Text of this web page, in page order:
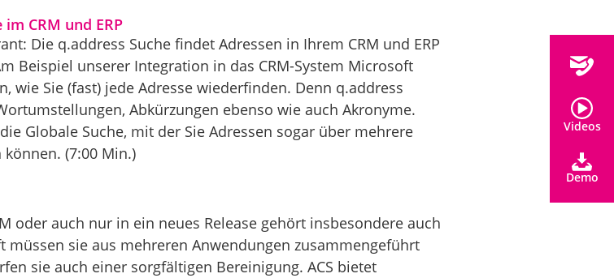
CRM und ERP
Die q.address Suche findet Adressen in Ihrem CRM und ERP
Beispiel unserer Integration in das CRM-System Microsoft
wie Sie (fast) jede Adresse wiederfinden. Denn q.address
Abkürzungen ebenso wie auch Akronyme.
Globale Suche, mit der Sie Adressen sogar über mehrere
(7:00 Min.)
oder auch nur in ein neues Release gehört insbesondere auch
müssen sie aus mehreren Anwendungen zusammengeführt
sie auch einer sorgfältigen Bereinigung. ACS bietet
Videos
Demo